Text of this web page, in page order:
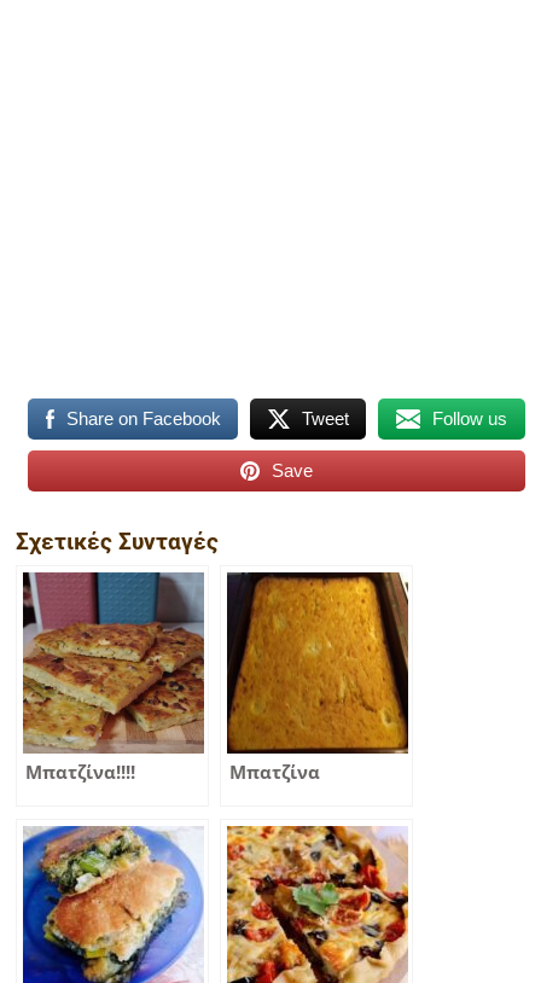
Share on Facebook Tweet Follow us
Save
Σχετικές Συνταγές
Μπατζίνα!!!! Μπατζίνα